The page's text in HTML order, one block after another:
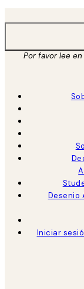
Por favor lee
Desenio
Iniciar